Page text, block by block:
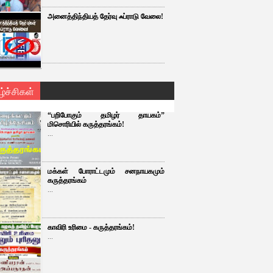
அனைத்திந்தியத் தேர்வு ஃப்ராடு வேலை!
“பறிபோகும் தமிழர் தாயகம்”
மிசொரியில் கருத்தரங்கம்!
...
மக்கள் போராட்டமும் சனநாயகமும்
கருத்தரங்கம்
...
காவிரி உரிமை - கருத்தரங்கம்!
...